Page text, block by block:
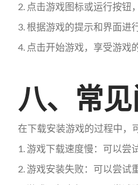
2. 点击游戏图标或运行按钮
3. 根据游戏的提示和界面进
4. 点击开始游戏，享受游戏
八、常
在下载安装游戏的过程中，
1. 游戏下载速度慢：可以尝
2. 游戏安装失败：可以尝试